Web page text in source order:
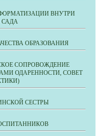
ВНУТРИ
САДА
ОБРАЗОВАНИЯ
СОПРОВОЖДЕНИЕ
ОДАРЕННОСТИ, СОВЕТ
СЕСТРЫ